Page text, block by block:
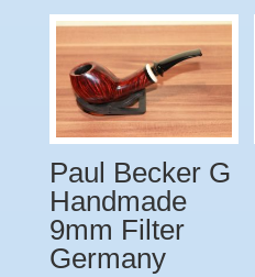
Paul Becker G
Handmade
9mm Filter
Germany